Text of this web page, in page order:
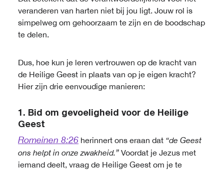
veranderen van harten niet bij jou ligt. Jouw rol is
simpelweg om gehoorzaam te zijn en de boodschap
te delen.
Dus, hoe kun je leren vertrouwen op de kracht van
de Heilige Geest in plaats van op je eigen kracht?
Hier zijn drie eenvoudige manieren:
1. Bid om gevoeligheid voor de Heilige
Geest
Romeinen 8:26 herinnert ons eraan dat “de Geest
ons helpt in onze zwakheid.” Voordat je Jezus met
iemand deelt, vraag de Heilige Geest om je te